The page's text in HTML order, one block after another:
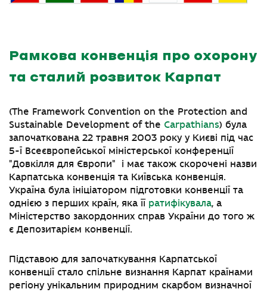
Рамкова конвенція про охорону
та сталий розвиток Карпат
(The Framework Convention on the Protection and
Sustainable Development of the Carpathians) була
започаткована 22 травня 2003 року у Києві під час
5-ї Всеєвропейської міністерської конференції
"Довкілля для Європи"
і має також скорочені назви
Карпатська конвенція та Київська конвенція.
Україна була ініціатором підготовки конвенції та
однією з перших країн, яка її ратифікувала, а
Міністерство закордонних справ України до того ж
є Депозитарієм конвенції.
Підставою для започаткування Карпатської
конвенції стало спільне визнання Карпат країнами
регіону унікальним природним скарбом визначної